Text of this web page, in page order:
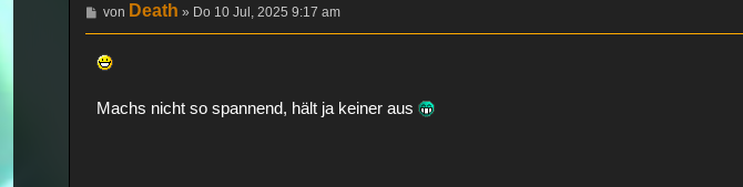
Beitrag
von Death » Do 10 Jul, 2025 9:17 am
Machs nicht so spannend, hält ja keiner aus